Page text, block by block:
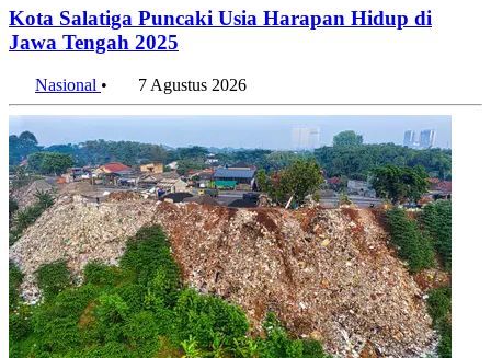
Kota Salatiga Puncaki Usia Harapan Hidup di
Jawa Tengah 2025
Nasional • 7 Agustus 2026